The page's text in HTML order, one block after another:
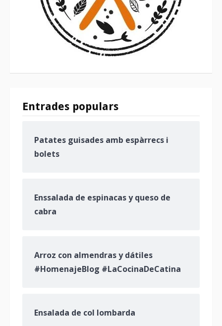
Entrades populars
Patates guisades amb espàrrecs i
bolets
Enssalada de espinacas y queso de
cabra
Arroz con almendras y dátiles
#HomenajeBlog #LaCocinaDeCatina
Ensalada de col lombarda